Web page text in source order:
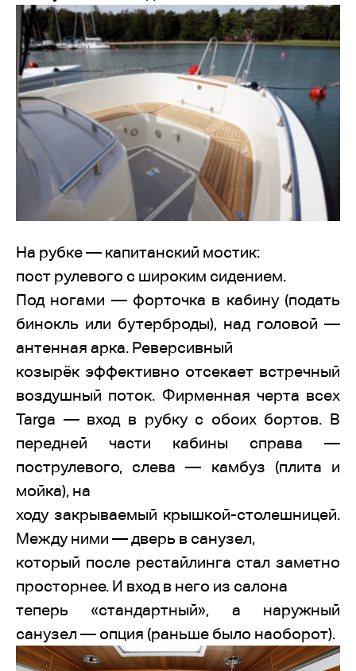
На рубке — капитанский мостик:
пост рулевого с широким сидением.
Под ногами — форточка в кабину (подать
бинокль или бутерброды), над головой —
антенная арка. Реверсивный
козырёк эффективно отсекает встречный
воздушный поток. Фирменная черта всех
Targa — вход в рубку с обоих бортов. В
передней части кабины справа —
пострулевого, слева — камбуз (плита и
мойка), на
ходу закрываемый крышкой-столешницей.
Между ними — дверь в санузел,
который после рестайлинга стал заметно
просторнее. И вход в него из салона
теперь «стандартный», а наружный
санузел — опция (раньше было наоборот).